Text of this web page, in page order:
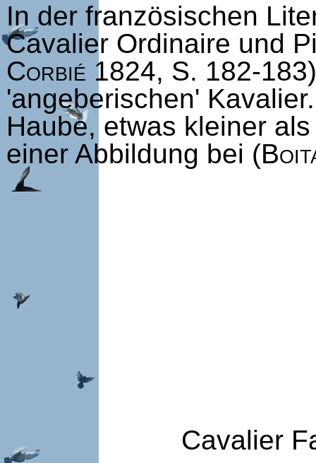
In der französischen
Cavalier Ordinaire und
Corbié 1824, S. 182-
'angeberischen'
Haube, etwas kleiner
einer Abbildung bei (
Cavalier